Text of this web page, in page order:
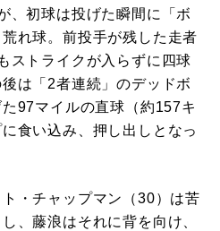
、初球は投げた瞬間に「ボ
れ球。前投手が残した走者
ストライクが入らずに四球
は「2者連続」のデッドボ
97マイルの直球（約157キ
食い込み、押し出しとなっ
・チャップマン（30）は苦
、藤浪はそれに背を向け、